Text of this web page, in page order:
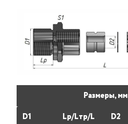
Размеры, мм
D1
Lp/Lтp/L D2